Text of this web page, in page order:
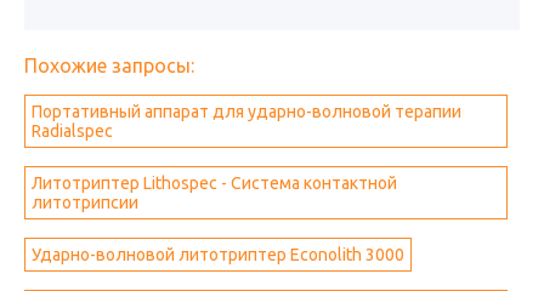
Похожие запросы:
Портативный аппарат для ударно-волновой терапии
Radialspec
Литотриптер Lithospec - Система контактной
литотрипсии
Ударно-волновой литотриптер Econolith 3000